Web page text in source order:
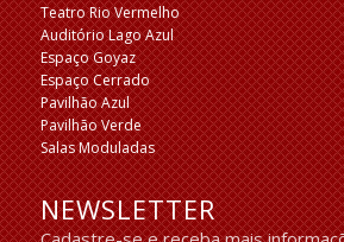
Teatro Rio Vermelho
Auditório Lago Azul
Espaço Goyaz
Espaço Cerrado
Pavilhão Azul
Pavilhão Verde
Salas Moduladas
NEWSLETTER